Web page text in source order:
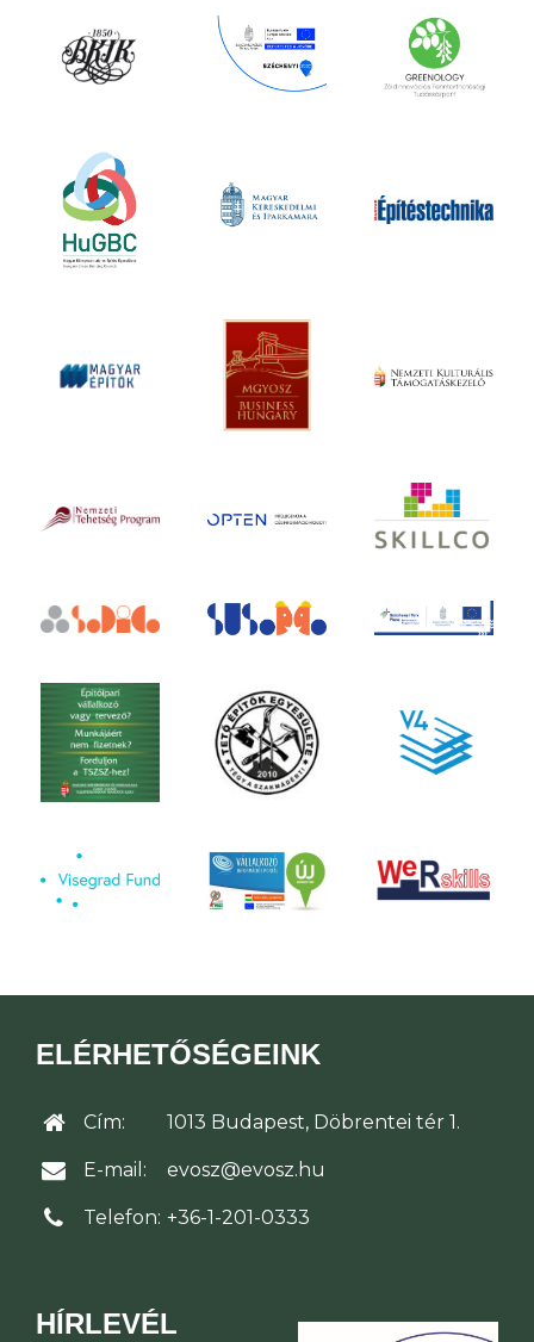
ELÉRHETŐSÉGEINK
Cím: 1013 Budapest, Döbrentei tér 1.
E-mail: evosz@evosz.hu
Telefon: +36-1-201-0333
HÍRLEVÉL